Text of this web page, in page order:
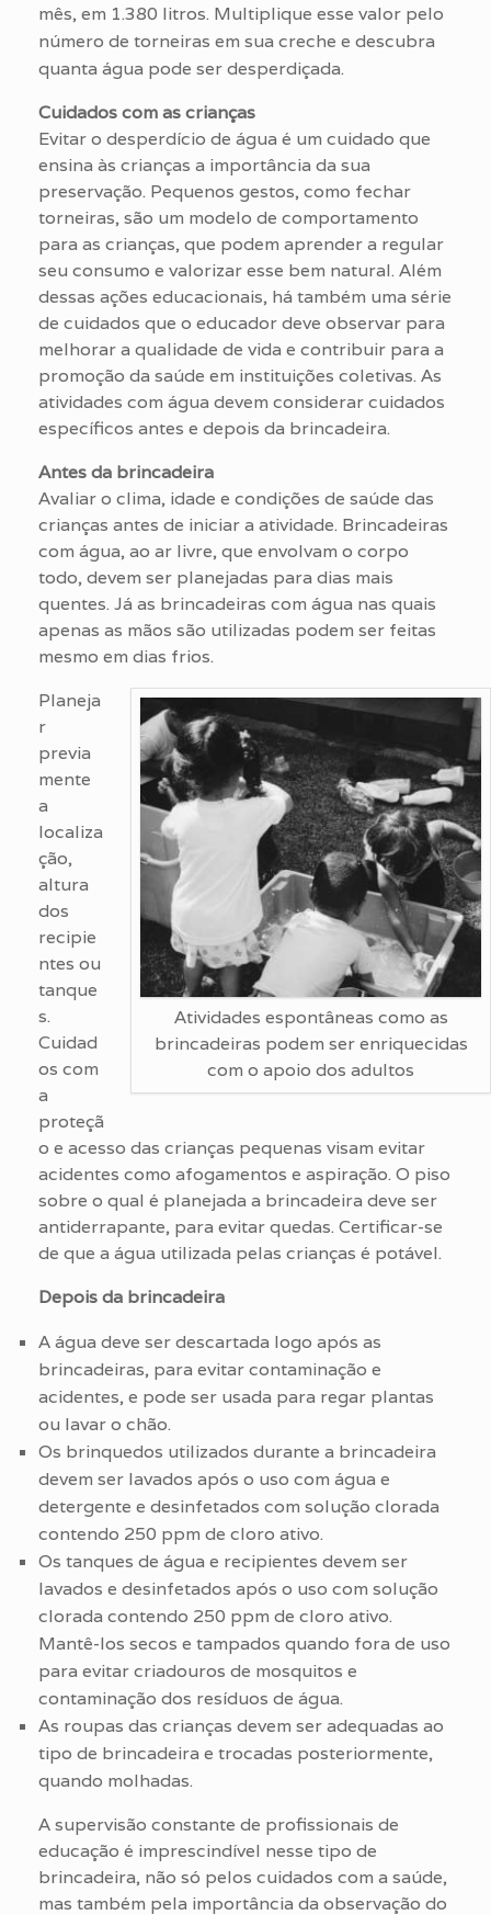
mês, em 1.380 litros. Multiplique esse valor pelo
número de torneiras em sua creche e descubra
quanta água pode ser desperdiçada.
Cuidados com as crianças
Evitar o desperdício de água é um cuidado que
ensina às crianças a importância da sua
preservação. Pequenos gestos, como fechar
torneiras, são um modelo de comportamento
para as crianças, que podem aprender a regular
seu consumo e valorizar esse bem natural. Além
dessas ações educacionais, há também uma série
de cuidados que o educador deve observar para
melhorar a qualidade de vida e contribuir para a
promoção da saúde em instituições coletivas. As
atividades com água devem considerar cuidados
específicos antes e depois da brincadeira.
Antes da brincadeira
Avaliar o clima, idade e condições de saúde das
crianças antes de iniciar a atividade. Brincadeiras
com água, ao ar livre, que envolvam o corpo
todo, devem ser planejadas para dias mais
quentes. Já as brincadeiras com água nas quais
apenas as mãos são utilizadas podem ser feitas
mesmo em dias frios.
Atividades espontâneas como as
brincadeiras podem ser enriquecidas
com o apoio dos adultos
Planeja
r
previa
mente
a
localiza
ção,
altura
dos
recipie
ntes ou
tanque
s.
Cuidad
os com
a
proteçã
o e acesso das crianças pequenas visam evitar
acidentes como afogamentos e aspiração. O piso
sobre o qual é planejada a brincadeira deve ser
antiderrapante, para evitar quedas. Certificar-se
de que a água utilizada pelas crianças é potável.
Depois da brincadeira
A água deve ser descartada logo após as
brincadeiras, para evitar contaminação e
acidentes, e pode ser usada para regar plantas
ou lavar o chão.
Os brinquedos utilizados durante a brincadeira
devem ser lavados após o uso com água e
detergente e desinfetados com solução clorada
contendo 250 ppm de cloro ativo.
Os tanques de água e recipientes devem ser
lavados e desinfetados após o uso com solução
clorada contendo 250 ppm de cloro ativo.
Mantê-los secos e tampados quando fora de uso
para evitar criadouros de mosquitos e
contaminação dos resíduos de água.
As roupas das crianças devem ser adequadas ao
tipo de brincadeira e trocadas posteriormente,
quando molhadas.
A supervisão constante de profissionais de
educação é imprescindível nesse tipo de
brincadeira, não só pelos cuidados com a saúde,
mas também pela importância da observação do